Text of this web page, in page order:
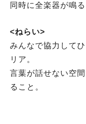
同時に全楽器が鳴
<ねらい>
みんなで協力して
リア。
言葉が話せない空
ること。